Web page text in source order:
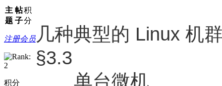
主
题
帖
子
积
分
注册会员
积分
几种典型的 Linux 机
§3.3
单台微机